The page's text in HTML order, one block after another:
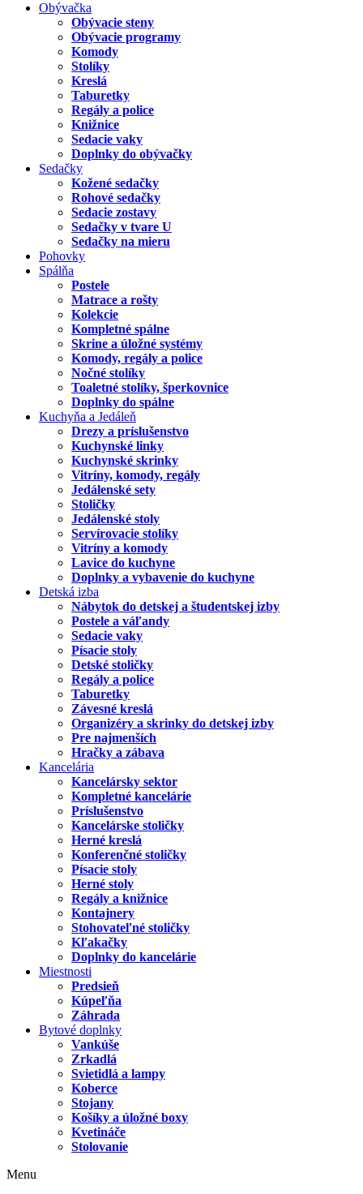
Obývačka
Obývacie steny
Obývacie programy
Komody
Stolíky
Kreslá
Taburetky
Regály a police
Knižnice
Sedacie vaky
Doplnky do obývačky
Sedačky
Kožené sedačky
Rohové sedačky
Sedacie zostavy
Sedačky v tvare U
Sedačky na mieru
Pohovky
Spálňa
Postele
Matrace a rošty
Kolekcie
Kompletné spálne
Skrine a úložné systémy
Komody, regály a police
Nočné stolíky
Toaletné stolíky, šperkovnice
Doplnky do spálne
Kuchyňa a Jedáleň
Drezy a príslušenstvo
Kuchynské linky
Kuchynské skrinky
Vitríny, komody, regály
Jedálenské sety
Stoličky
Jedálenské stoly
Servírovacie stolíky
Vitríny a komody
Lavice do kuchyne
Doplnky a vybavenie do kuchyne
Detská izba
Nábytok do detskej a študentskej izby
Postele a váľandy
Sedacie vaky
Písacie stoly
Detské stoličky
Regály a police
Taburetky
Závesné kreslá
Organizéry a skrinky do detskej izby
Pre najmenších
Hračky a zábava
Kancelária
Kancelársky sektor
Kompletné kancelárie
Príslušenstvo
Kancelárske stoličky
Herné kreslá
Konferenčné stoličky
Písacie stoly
Herné stoly
Regály a knižnice
Kontajnery
Stohovateľné stoličky
Kľakačky
Doplnky do kancelárie
Miestnosti
Predsieň
Kúpeľňa
Záhrada
Bytové doplnky
Vankúše
Zrkadlá
Svietidlá a lampy
Koberce
Stojany
Košíky a úložné boxy
Kvetináče
Stolovanie
Menu